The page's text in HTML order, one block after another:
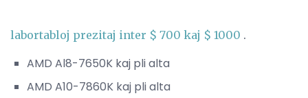
labortabloj prezitaj inter $ 700 kaj $ 1000 .
AMD Al8-7650K kaj pli alta
AMD A10-7860K kaj pli alta